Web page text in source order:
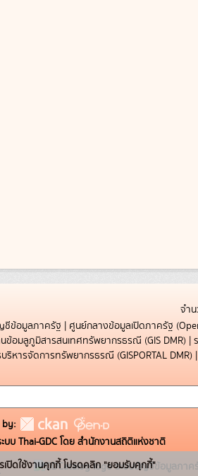
จำ
ชีข้อมูลภาครัฐ | ศูนย์กลางข้อมูลเปิดภาครัฐ
นข้อมลูภูมิสารสนเทศทรัพยากรธรณี (GIS DMR) |
ริหารจัดการทรัพยากรธรณี (GISPORTAL DMR) |
by:
บบ Thai-GDC โดย สำนักงานสถิติแห่งชาติ
ระบบบัญชีข้อมูลภาค
เปิดใช้งานคุกกี้ โปรดคลิก "ยอมรับคุกกี้"